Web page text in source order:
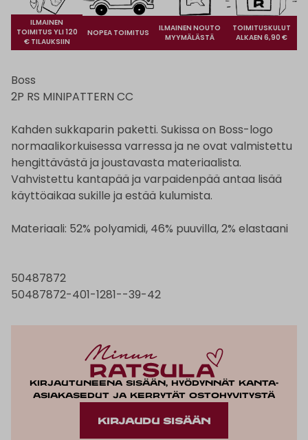
ILMAINEN
TOIMITUS YLI 120
€ TILAUKSIIN
NOPEA TOIMITUS
ILMAINEN NOUTO
MYYMÄLÄSTÄ
TOIMITUSKULUT
ALKAEN 6,90 €
Boss
2P RS MINIPATTERN CC
Kahden sukkaparin paketti. Sukissa on Boss-logo
normaalikorkuisessa varressa ja ne ovat valmistettu
hengittävästä ja joustavasta materiaalista.
Vahvistettu kantapää ja varpaidenpää antaa lisää
käyttöaikaa sukille ja estää kulumista.
Materiaali: 52% polyamidi, 46% puuvilla, 2% elastaani
50487872
50487872-401-1281--39-42
Kirjautuneena sisään, hyödynnät kanta-
asiakasedut ja kerrytät ostohyvitystä
KIRJAUDU SISÄÄN